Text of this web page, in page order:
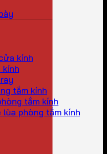
kính
kính
tắm kính
tắm kính
lùa phòng tắm kính